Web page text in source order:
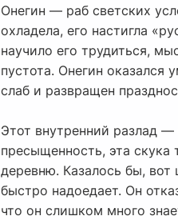
Онегин — раб светских
охладела, его настигла
научило его трудиться,
пустота. Онегин
слаб и развращен
Этот внутренний разлад
пресыщенность, эта
деревню. Казалось бы, вот
быстро надоедает. Он
что он слишком много